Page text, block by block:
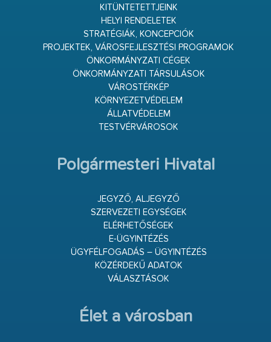
KITÜNTETETTJEINK
HELYI RENDELETEK
STRATÉGIÁK, KONCEPCIÓK
PROJEKTEK, VÁROSFEJLESZTÉSI PROGRAMOK
ÖNKORMÁNYZATI CÉGEK
ÖNKORMÁNYZATI TÁRSULÁSOK
VÁROSTÉRKÉP
KÖRNYEZETVÉDELEM
ÁLLATVÉDELEM
TESTVÉRVÁROSOK
Polgármesteri Hivatal
JEGYZŐ, ALJEGYZŐ
SZERVEZETI EGYSÉGEK
ELÉRHETŐSÉGEK
E-ÜGYINTÉZÉS
ÜGYFÉLFOGADÁS – ÜGYINTÉZÉS
KÖZÉRDEKŰ ADATOK
VÁLASZTÁSOK
Élet a városban